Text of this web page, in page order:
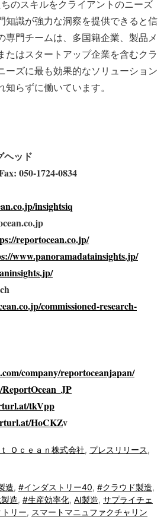
ちのスキルをクライアントのニーズ
知識が強力な洞察を提供できると信
専門チームは、多国籍企業、製品メ
たはスタートアップ企業を含むクラ
ーズに最も効果的なソリューション
らずに働いています。
ヘッド
050-1724-0834
insightsiq
reportocean.co.jp/
www.panoramadatainsights.jp/
commissioned-research-
company/reportoceanjapan/
tkVpp
HoCKZv
Ｏｃｅａｎ株式会社, プレスリリース,
造, #インダストリー40, #クラウド製造,
造, #生産効率化, AI製造, サプライチェ
リー, スマートマニュファクチャリン